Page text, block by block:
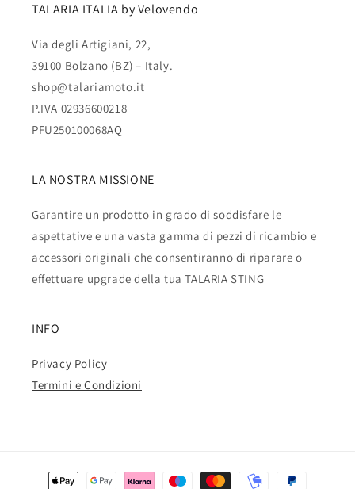
TALARIA ITALIA by Velovendo
Via degli Artigiani, 22,
39100 Bolzano (BZ) – Italy.
shop@talariamoto.it
P.IVA 02936600218
PFU250100068AQ
LA NOSTRA MISSIONE
Garantire un prodotto in grado di soddisfare le
aspettative e una vasta gamma di pezzi di ricambio e
accessori originali che consentiranno di riparare o
effettuare upgrade della tua TALARIA STING
INFO
Privacy Policy
Termini e Condizioni
Metodi